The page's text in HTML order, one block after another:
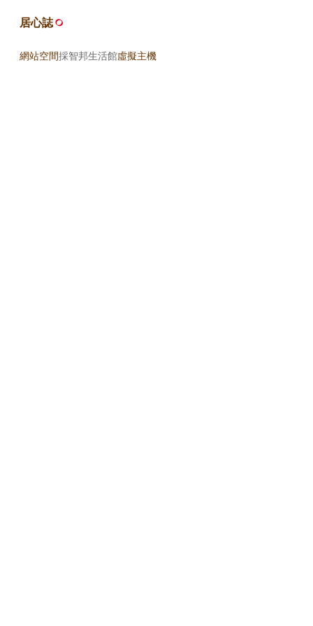
居心誌
網站空間採智邦生活館虛擬主機